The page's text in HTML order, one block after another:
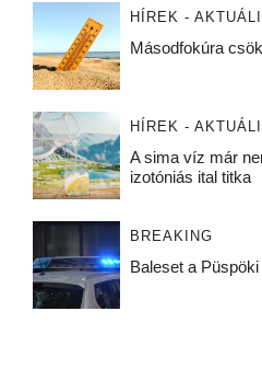
HÍREK -
Másodfokúra
HÍREK -
A sima víz már
izotóniás ital titka
BREAKING
Baleset a